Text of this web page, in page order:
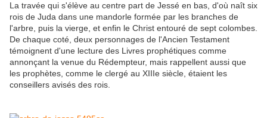
La travée qui s'élève au centre part de Jessé en bas, d'où naît six
rois de Juda dans une mandorle formée par les branches de
l'arbre, puis la vierge, et enfin le Christ entouré de sept colombes.
De chaque coté, deux personnages de l'Ancien Testament
témoignent d'une lecture des Livres prophétiques comme
annonçant la venue du Rédempteur, mais rappellent aussi que
les prophètes, comme le clergé au XIIIe siècle, étaient les
conseillers avisés des rois.